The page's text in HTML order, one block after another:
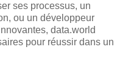
ses processus, un
ou un développeur
data.world
pour réussir dans un